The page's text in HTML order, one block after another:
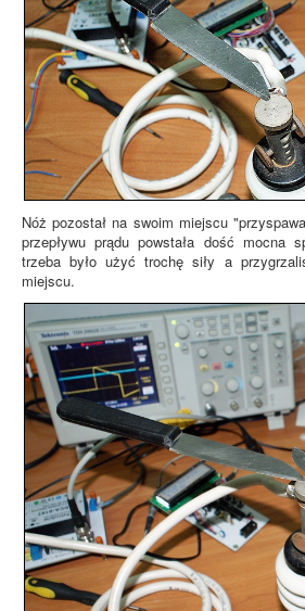
Nóż pozostał na swoim miejscu
przepływu prądu powstała dość mocna
trzeba było użyć trochę siły a
miejscu.